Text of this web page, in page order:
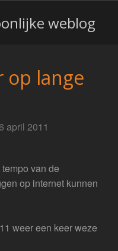
weblog
op lange
april 2011
van de
op internet kunnen
weer een keer weze